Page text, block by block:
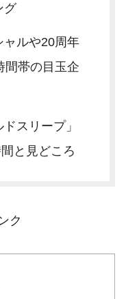
グ
ルや20周年
間帯の目玉企
スリープ」
と見どころ
ク